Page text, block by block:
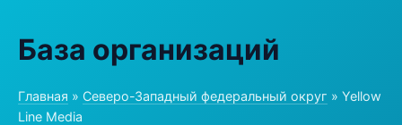
База организаций
Главная » Северо-Западный федеральный округ » Yellow
Line Media